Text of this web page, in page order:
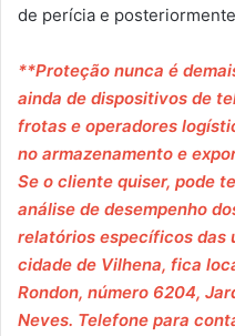
de perícia e
**Proteção nunca é
ainda de dispositivos de
frotas e operadores
no armazenamento e
Se o cliente quiser, pode
análise de desempenho
relatórios específicos das
cidade de Vilhena, fica
Rondon, número 6204,
Neves. Telefone para